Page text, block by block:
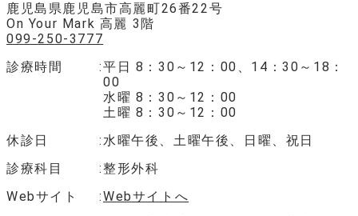
鹿児島県鹿児島市高麗町26番22号
On Your Mark 高麗 3階
099-250-3777
診療時間
平日 8：30～12：00、14：30～18：
00
水曜 8：30～12：00
土曜 8：30～12：00
休診日
水曜午後、土曜午後、日曜、祝日
診療科目
整形外科
Webサイト
Webサイトへ